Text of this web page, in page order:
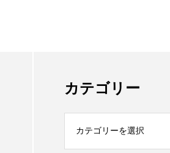
カテゴリー